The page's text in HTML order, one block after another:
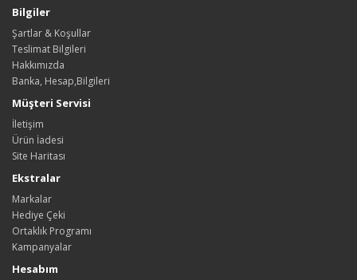
Bilgiler
Şartlar & Koşullar
Teslimat Bilgileri
Hakkımızda
Banka, Hesap,Bilgileri
Müşteri Servisi
İletişim
Ürün İadesi
Site Haritası
Ekstralar
Markalar
Hediye Çeki
Ortaklık Programı
Kampanyalar
Hesabım